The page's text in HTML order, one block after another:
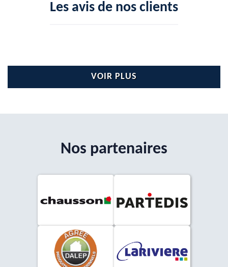
Les avis de nos clients
VOIR PLUS
Nos partenaires